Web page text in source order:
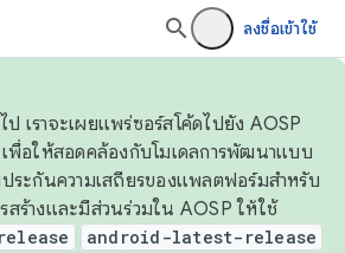
ลงชื่อเข้าใช้
เราจะเผยแพร่ซอร์สโค้ดไปยัง AOSP
พื่อให้สอดคล้องกับโมเดลการพัฒนาแบบ
ระกันความเสถียรของแพลตฟอร์มสำหรับ
สร้างและมีส่วนร่วมใน AOSP ให้ใช้
android-latest-release